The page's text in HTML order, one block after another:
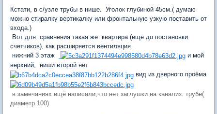
Кстати, в с/узле трубы в нише. Уголок глубиной 45см.( думаю
можно стиралку вертикалку или фронтальную узкую поставить от
входа.)
Вот для сравнения такая же квартира (ещё до постановки
счетчиков), как расширяется вентиляция.
нижний 3 этаж
и мой
верхний, ниши второй нет
вид из дверного проёма
в замечаниях ещё написали,что нет заглушки на канализ. трубе(
диаметр 100)